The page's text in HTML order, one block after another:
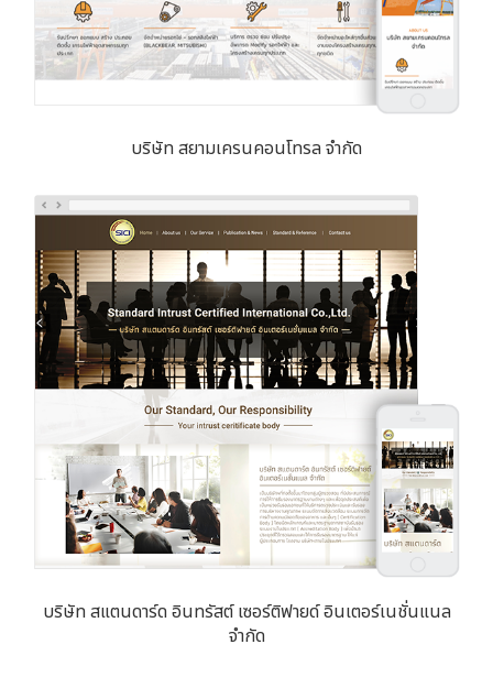
บริษัท สยามเครนคอนโทรล จำกัด
บริษัท สแตนดาร์ด อินทรัสต์ เซอร์ติฟายด์ อินเตอร์เนชั่นแนล
จำกัด